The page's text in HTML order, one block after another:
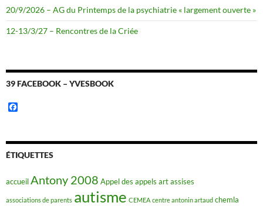
20/9/2026 – AG du Printemps de la psychiatrie « largement ouverte »
12-13/3/27 – Rencontres de la Criée
39 FACEBOOK – YVESBOOK
b
o
o
ÉTIQUETTES
accueilAntony 2008 Appel des appels artassises
associations de parents autisme CEMEA centre antonin artaud chemla